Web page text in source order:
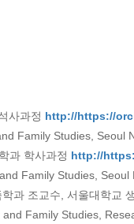
사과정 http://https://
Family Studies, Seoul
과 학사과정 http://
Family Studies,
과 조교수, 서울대학교
Family Studies,